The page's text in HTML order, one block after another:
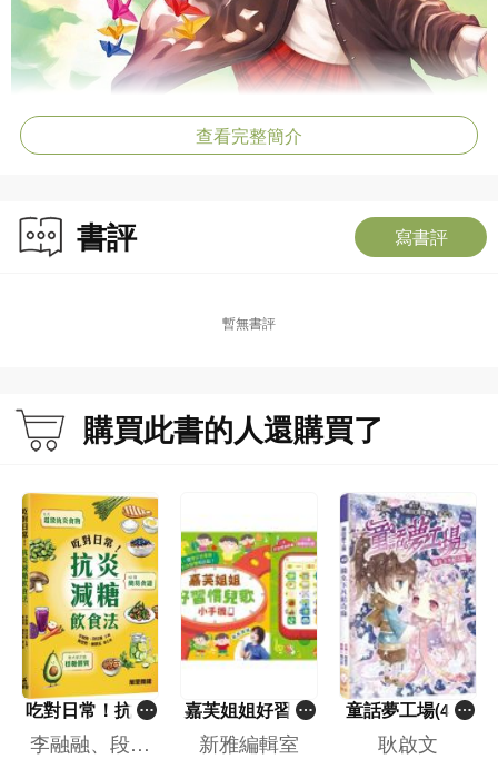
查看完整簡介
書評 寫書評
暫無書評
購買此書的人還購買了
吃對日常！抗炎
減糖飲食法
李融融、段佳
嘉芙姐姐好習慣
兒歌小手機
新雅編輯室
童話夢工場(40)
——織女下凡結
耿啟文